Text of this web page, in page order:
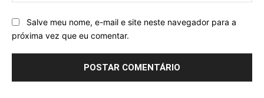
Salve meu nome, e-mail e site neste navegador para a
próxima vez que eu comentar.